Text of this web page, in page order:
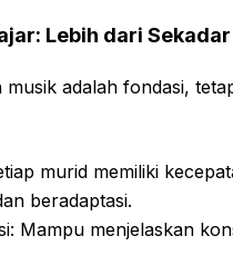
Lebih dari
adalah fondasi,
murid memiliki
beradaptasi.
Mampu menjelaskan